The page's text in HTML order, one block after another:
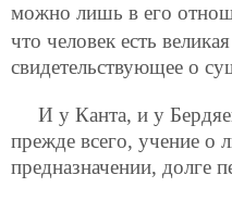
можно лишь в его
что человек есть
свидетельствующее о
И у Канта, и у
прежде всего, учение о
предназначении, долге